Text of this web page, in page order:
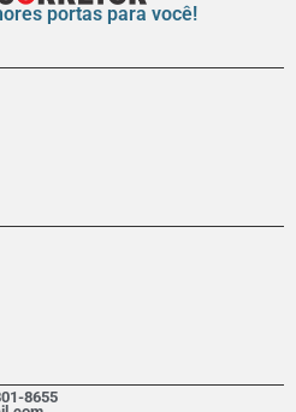
portas para você!
8655